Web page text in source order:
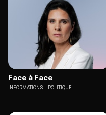
Face à Face
INFORMATIONS POLITIQUE